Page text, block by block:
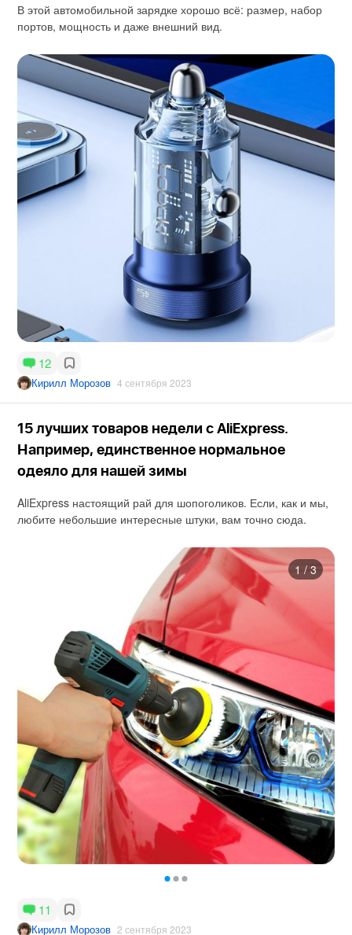
В этой автомобильной зарядке хорошо всё: размер, набор
портов, мощность и даже внешний вид.
12
Кирилл Морозов 4 сентября 2023
15 лучших товаров недели с AliExpress.
Например, единственное нормальное
одеяло для нашей зимы
AliExpress настоящий рай для шопоголиков. Если, как и мы,
любите небольшие интересные штуки, вам точно сюда.
1 / 3
11
Кирилл Морозов 2 сентября 2023